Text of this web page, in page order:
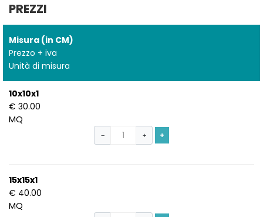
PREZZI
Misura (in CM)
Prezzo + iva
Unità di misura
10x10x1
€ 30.00
MQ
− + +
15x15x1
€ 40.00
MQ